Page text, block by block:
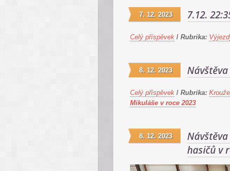
7.12.
7. 12. 2023
Celý příspěvek / Rubrika:
8. 12. 2023
Celý příspěvek / Rubrika:
Mikuláše v roce 2023
hasičů v
8. 12. 2023